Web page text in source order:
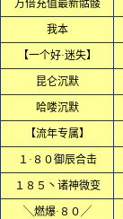
万倍充值最新骷髅
我本
【一个好·迷失】
昆仑沉默
哈喽沉默
【流年专属】
１·８０御辰合击
１８５丶诸神微变
╲燃爆·８０╱